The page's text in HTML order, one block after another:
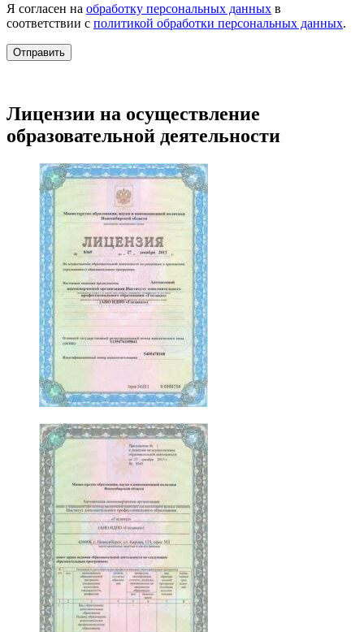
Я согласен на обработку персональных данных в
соответствии с политикой обработки персональных данных.
Отправить
Лицензии на осуществление
образовательной деятельности